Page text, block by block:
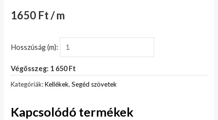
1650 Ft / m
Hosszúság (m):
Végösszeg: 1 650 Ft
Kategóriák:Kellékek,Segéd szövetek
Kapcsolódó termékek